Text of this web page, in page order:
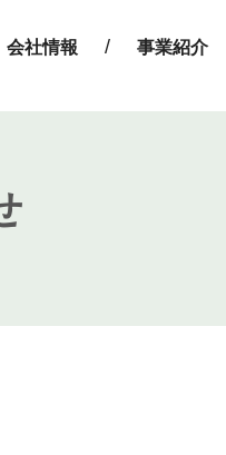
会社情報 事業紹介